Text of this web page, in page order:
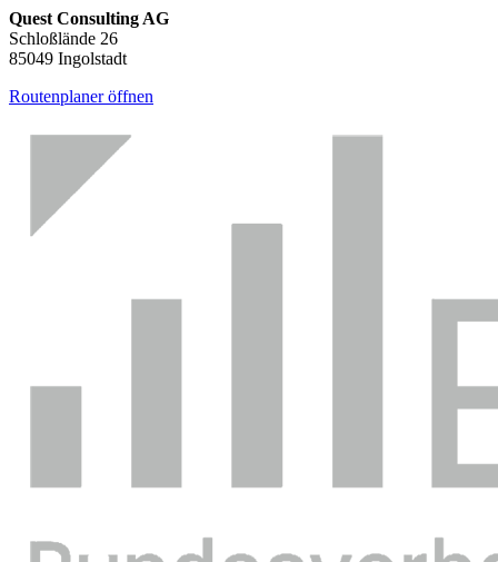
Quest Consulting AG
Schloßlände 26
85049 Ingolstadt
Routenplaner öffnen